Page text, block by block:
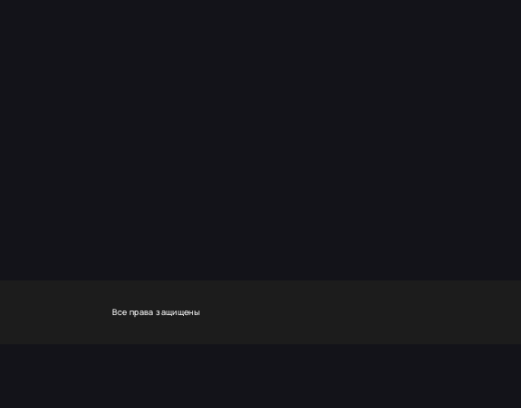
Все права защищены